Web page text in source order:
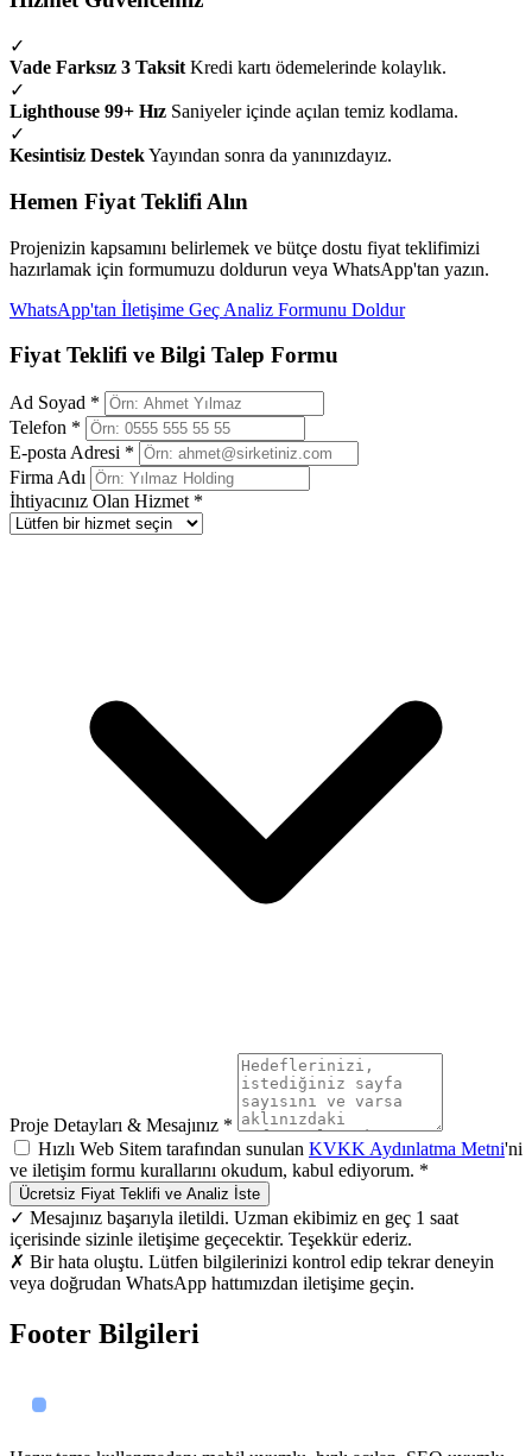
✓
Vade Farksız 3 Taksit Kredi kartı ödemelerinde kolaylık.
✓
Lighthouse 99+ Hız Saniyeler içinde açılan temiz kodlama.
✓
Kesintisiz DestekYayından sonra da yanınızdayız.
Hemen Fiyat Teklifi Alın
Projenizin kapsamını belirlemek ve bütçe dostu fiyat teklifimizi
hazırlamak için formumuzu doldurun veya WhatsApp'tan yazın.
WhatsApp'tan İletişime Geç Analiz Formunu Doldur
Fiyat Teklifi ve Bilgi Talep Formu
Ad Soyad *
Telefon *
E-posta Adresi *
Firma Adı
İhtiyacınız Olan Hizmet *
Proje Detayları & Mesajınız *
Hızlı Web Sitem tarafından sunulan KVKK Aydınlatma Metni'ni
ve iletişim formu kurallarını okudum, kabul ediyorum. *
Ücretsiz Fiyat Teklifi ve Analiz İste
✓ Mesajınız başarıyla iletildi. Uzman ekibimiz en geç 1 saat
içerisinde sizinle iletişime geçecektir. Teşekkür ederiz.
✗ Bir hata oluştu. Lütfen bilgilerinizi kontrol edip tekrar deneyin
veya doğrudan WhatsApp hattımızdan iletişime geçin.
Footer Bilgileri